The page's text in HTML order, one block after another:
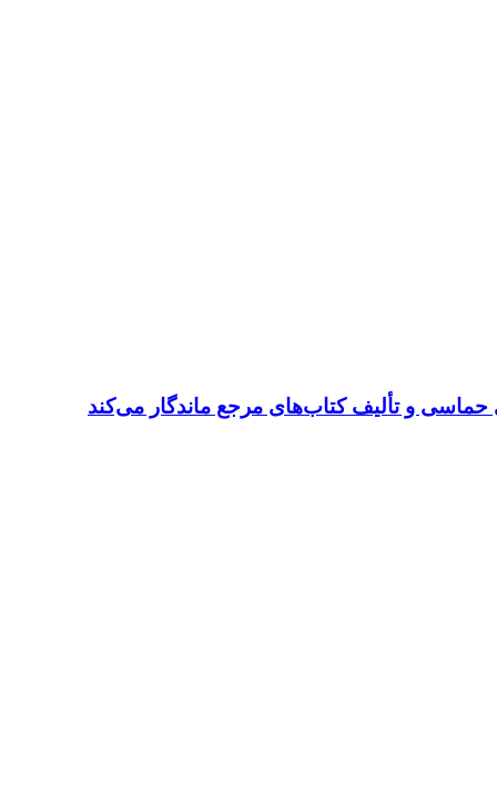
حماسی و تألیف کتاب‌های مرجع ماندگار می‌کند